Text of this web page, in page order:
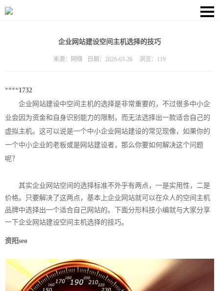
企业网站建设空间主机选择的技巧
来源： 网络 日期： 2026-03-26 浏览： 119
****1732
企业网站建设中空间主机的选择是非常重要的，不过很多中小企
业会因为资金和自身识别能力的限制，而无法选择出一款适合自己的
虚拟主机。这可以说是一个中小企业网站建设的常见现像，如果你的
一个中小企业的老板或是网站建设者，那么你要如何解决这个问题
呢？
其实企业网站空间的选择标准不外乎有两点，一是实用性，二是
价格。只要解决了这两点，基本上企业网站就可以在众人的空间主机
品牌中选择出一个适合自己网站的。下面分形科技小编就与大家分享
一下企业网站建设空间主机选择的技巧。
资阳seo